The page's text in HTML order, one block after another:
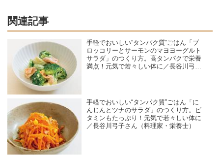
関連記事
手軽でおいしい“タンパク質”ごはん「ブ
ロッコリーとサーモンのマヨヨーグルト
サラダ」のつくり方。高タンパクで栄養
満点！元気で若々しい体に／長谷川弓子
手軽でおいしい“タンパク質”ごはん「に
んじんとツナのサラダ」のつくり方。ビ
タミンもたっぷり！元気で若々しい体に
／長谷川弓子さん（料理家・栄養士）